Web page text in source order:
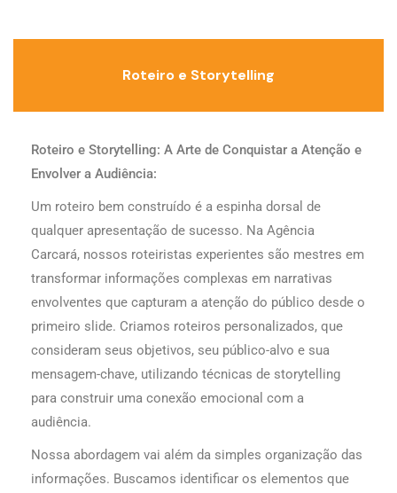
Roteiro e Storytelling
Roteiro e Storytelling: A Arte de Conquistar a Atenção e
Envolver a Audiência:
Um roteiro bem construído é a espinha dorsal de
qualquer apresentação de sucesso. Na Agência
Carcará, nossos roteiristas experientes são mestres em
transformar informações complexas em narrativas
envolventes que capturam a atenção do público desde o
primeiro slide. Criamos roteiros personalizados, que
consideram seus objetivos, seu público-alvo e sua
mensagem-chave, utilizando técnicas de storytelling
para construir uma conexão emocional com a
audiência.
Nossa abordagem vai além da simples organização das
informações. Buscamos identificar os elementos que